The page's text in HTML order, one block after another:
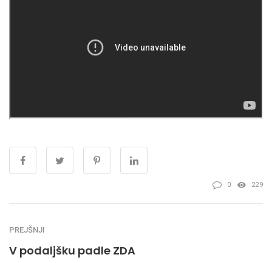
0 229
PREJŠNJI
V podaljšku padle ZDA